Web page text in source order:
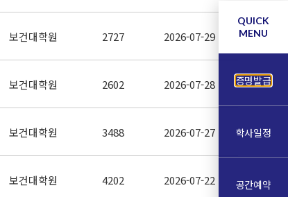
보건대학원 2727 2026-07-29
보건대학원 2602 2026-07-28
보건대학원 3488 2026-07-27
보건대학원 4202 2026-07-22
QUICK
MENU
증명발급
학사일정
공간예약